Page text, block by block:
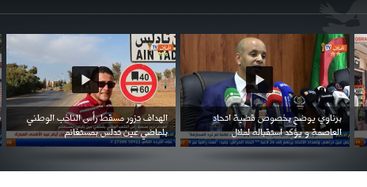
بن زيمة ... كرم كروي قابله لإنتقام عرقي .
احتفال السفارة السعودية في الجزائر بالعيد
الوطني للمملكة